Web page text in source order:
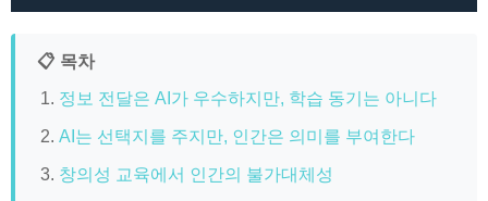
📋 목차
정보 전달은 AI가 우수하지만, 학습 동기는 아니다
AI는 선택지를 주지만, 인간은 의미를 부여한다
창의성 교육에서 인간의 불가대체성